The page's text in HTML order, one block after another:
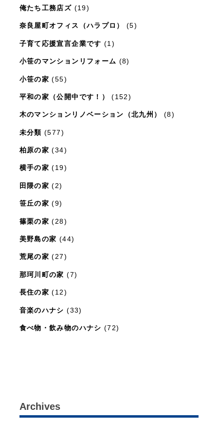
俺たち工務店ズ (19)
奈良屋町オフィス（ハラプロ） (5)
子育て応援宣言企業です (1)
小笹のマンションリフォーム (8)
小笹の家 (55)
平和の家（公開中です！） (152)
木のマンションリノベーション（北九州） (8)
未分類 (577)
柏原の家 (34)
横手の家 (19)
田隈の家 (2)
笹丘の家 (9)
篠栗の家 (28)
美野島の家 (44)
荒尾の家 (27)
那珂川町の家 (7)
長住の家 (12)
音楽のハナシ (33)
食べ物・飲み物のハナシ (72)
Archives